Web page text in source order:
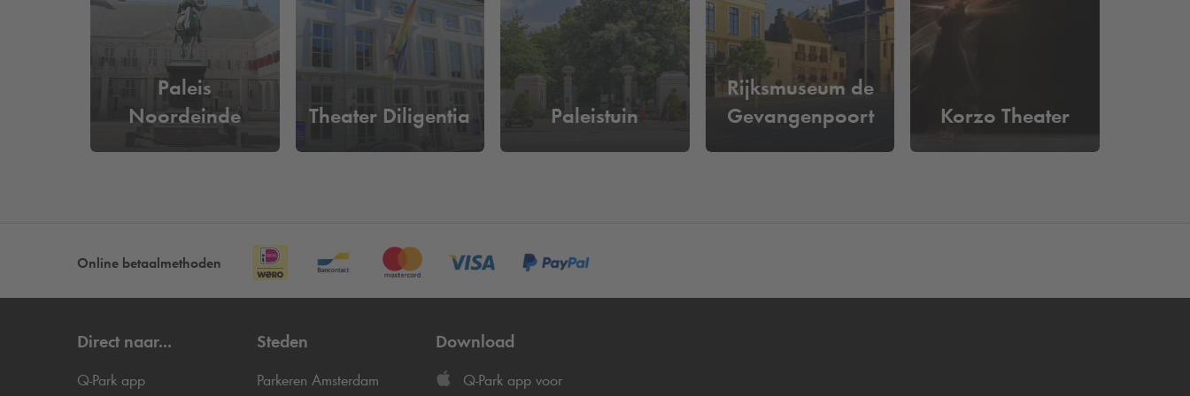
Wat kost het om in de buurt van het Noordeinde in Den Haag te parkeren?
Torengarage parkeer je alvanaf €30 per dag.
Reserveer vooraf online je parkeerplaats en ben verzekerd van een parkeerplaats. Je kunt gemakkelijk in- en
uitrijden op basis van je kenteken en je hoeft niet meer langs de betaalautomaat.
Paleis
Noordeinde
Theater Diligentia Paleistuin
Rijksmuseum de
Gevangenpoort
Korzo Theater
Online betaalmethoden
Direct naar...
Q-Park app
Steden
Parkeren Amsterdam
Download
Q-Park app voor